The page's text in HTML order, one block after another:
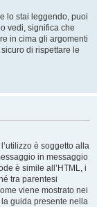
lo stai leggendo, puoi
vedi, significa che
in cima gli argomenti
di rispettare le
è soggetto alla
in messaggio
è simile all’HTML, i
tra parentesi
viene mostrato nei
guida presente nella